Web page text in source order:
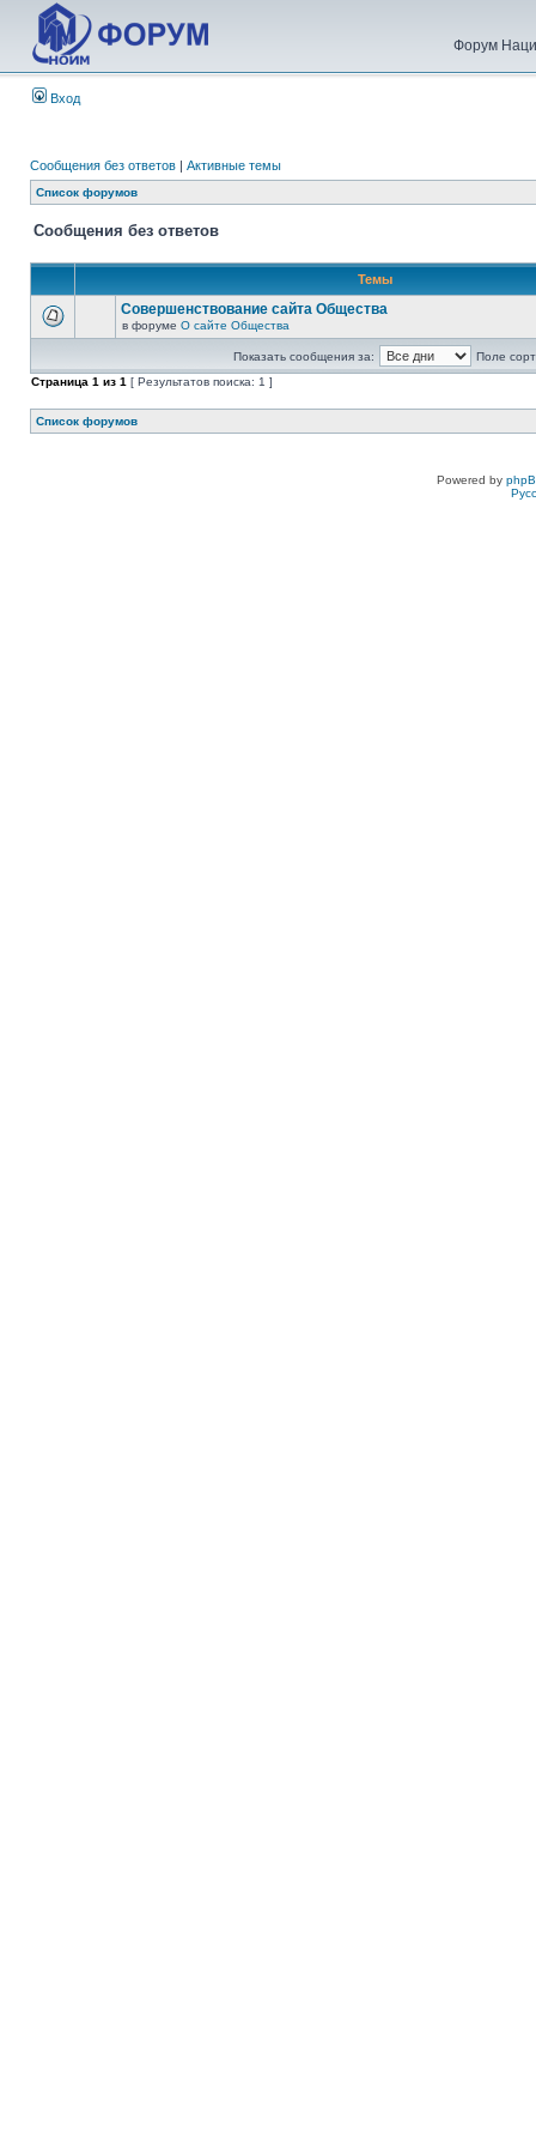
Форум
Вход
Сообщения без ответов | Активные темы
Список форумов
Сообщения без ответов
Темы
Совершенствование сайта Общества
в форуме О сайте Общества
Показать сообщения за:
Поле
Страница 1 из 1 [ Результатов поиска: 1 ]
Список форумов
Powered by